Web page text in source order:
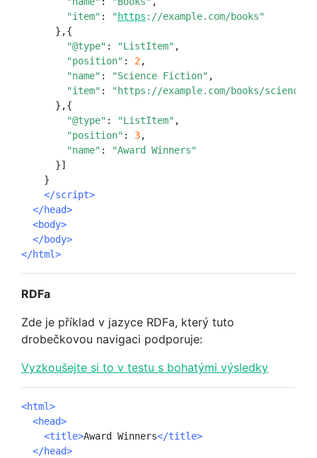
"item" : "https ://example.com/books"
},{
"@type" : "ListItem" ,
"position" : 2,
"name" : "Science Fiction" ,
"item" :
"https://example.com/books/
},{
"@type" : "ListItem" ,
"position" : 3,
"name" :
"Award Winners"
}]
}
</script>
</head>
<body>
</body>
</html>
RDFa
Zde je příklad v jazyce RDFa, který tuto
drobečkovou navigaci podporuje:
Vyzkoušejte si to v testu s bohatými výsledky
<html>
<head>
<title>Award Winners</title>
</head>